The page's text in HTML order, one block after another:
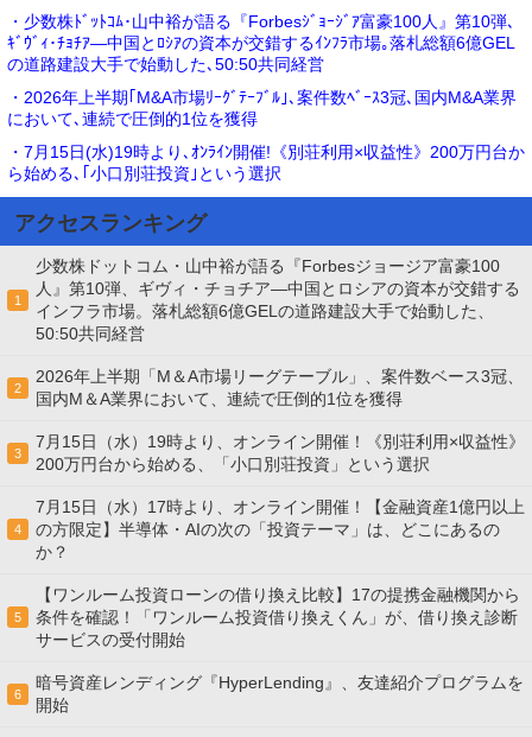
・少数株ﾄﾞｯﾄｺﾑ･山中裕が語る『Forbesｼﾞｮｰｼﾞｱ富豪100人』第10弾､
ｷﾞｳﾞｨ･ﾁｮﾁｱ―中国とﾛｼｱの資本が交錯するｲﾝﾌﾗ市場｡落札総額6億GEL
の道路建設大手で始動した､50:50共同経営
・2026年上半期｢M&A市場ﾘｰｸﾞﾃｰﾌﾞﾙ｣､案件数ﾍﾞｰｽ3冠､国内M&A業界
において､連続で圧倒的1位を獲得
・7月15日(水)19時より､ｵﾝﾗｲﾝ開催!《別荘利用×収益性》200万円台か
ら始める､｢小口別荘投資｣という選択
アクセスランキング
1
少数株ドットコム・山中裕が語る『Forbesジョージア富豪100
人』第10弾、ギヴィ・チョチア―中国とロシアの資本が交錯する
インフラ市場。落札総額6億GELの道路建設大手で始動した、
50:50共同経営
2
2026年上半期「M＆A市場リーグテーブル」、案件数ベース3冠、
国内M＆A業界において、連続で圧倒的1位を獲得
3
7月15日（水）19時より、オンライン開催！《別荘利用×収益性》
200万円台から始める、「小口別荘投資」という選択
4
7月15日（水）17時より、オンライン開催！【金融資産1億円以上
の方限定】半導体・AIの次の「投資テーマ」は、どこにあるの
か？
5
【ワンルーム投資ローンの借り換え比較】17の提携金融機関から
条件を確認！「ワンルーム投資借り換えくん」が、借り換え診断
サービスの受付開始
6
暗号資産レンディング『HyperLending』、友達紹介プログラムを
開始